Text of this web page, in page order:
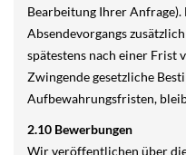
Bearbeitung Ihrer Anfrage).
Absendevorgangs
spätestens nach einer Frist
Zwingende gesetzliche
Aufbewahrungsfristen,
2.10 Bewerbungen
Wir veröffentlichen über